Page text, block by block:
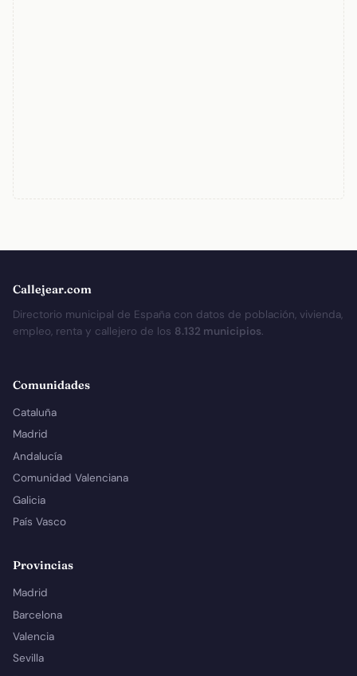
Callejear.com
Directorio municipal de España con datos de población, vivienda,
empleo, renta y callejero de los 8.132 municipios.
Comunidades
Cataluña
Madrid
Andalucía
Comunidad Valenciana
Galicia
País Vasco
Provincias
Madrid
Barcelona
Valencia
Sevilla